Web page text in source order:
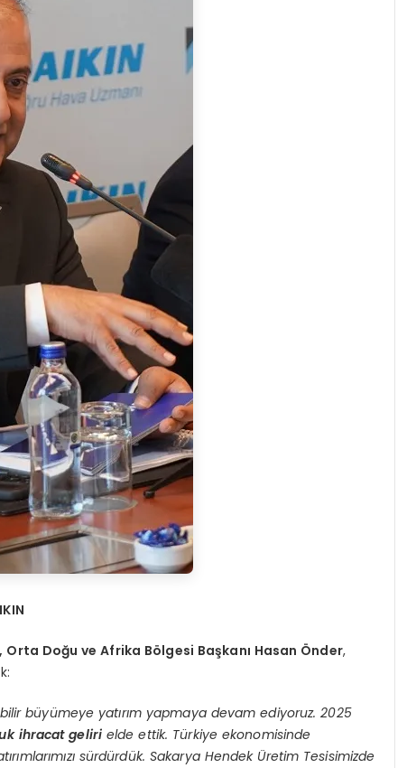
Orta Doğu ve Afrika Bölgesi Başkanı Hasan Önder,
büyümeye yatırım yapmaya devam ediyoruz. 2025
ihracat geliri elde ettik. Türkiye ekonomisinde
sürdürdük. Sakarya Hendek Üretim Tesisimizde